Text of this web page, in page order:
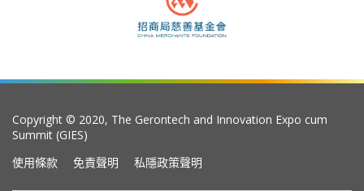
Copyright © 2020, The Gerontech and Innovation Expo cum
Summit (GIES)
使用條款
免責聲明 私隱政策聲明